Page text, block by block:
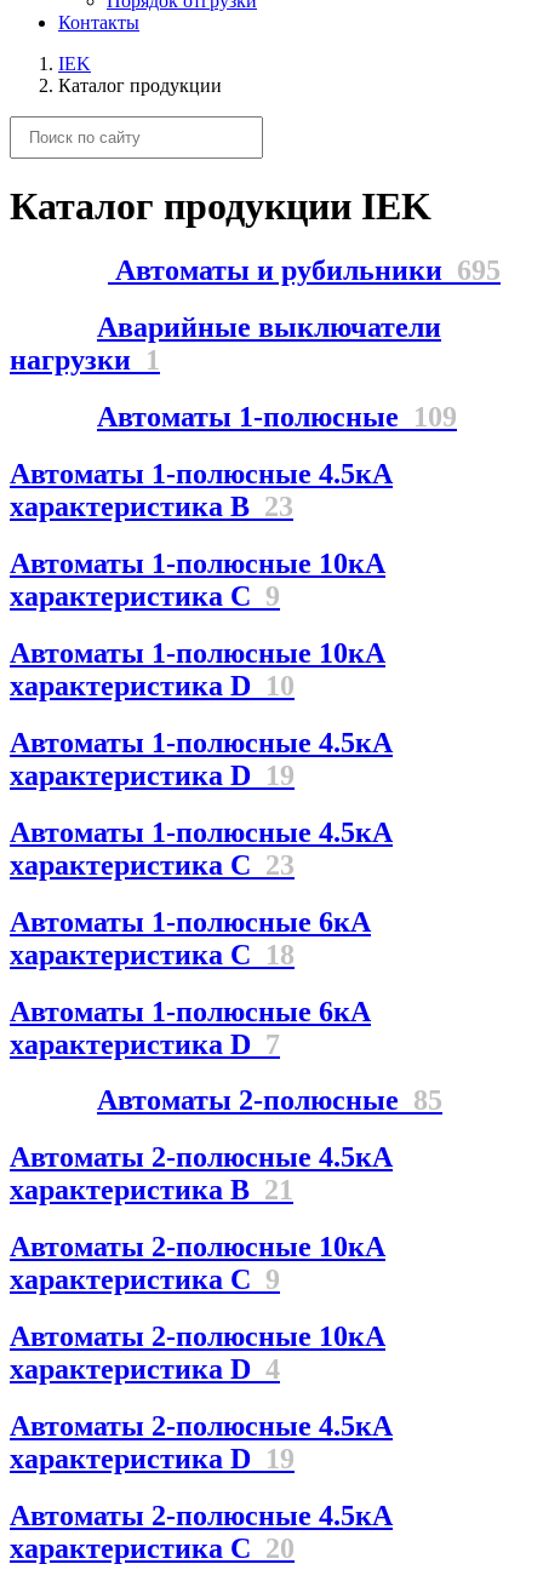
Контакты
IEK
Каталог продукции
Каталог продукции IEK
Автоматы и рубильники 695
Аварийные выключатели
нагрузки 1
Автоматы 1-полюсные 109
Автоматы 1-полюсные 4.5кА
характеристика В 23
Автоматы 1-полюсные 10кА
характеристика C 9
Автоматы 1-полюсные 10кА
характеристика D 10
Автоматы 1-полюсные 4.5кА
характеристика D 19
Автоматы 1-полюсные 4.5кА
характеристика С 23
Автоматы 1-полюсные 6кА
характеристика C 18
Автоматы 1-полюсные 6кА
характеристика D 7
Автоматы 2-полюсные 85
Автоматы 2-полюсные 4.5кА
характеристика В 21
Автоматы 2-полюсные 10кА
характеристика C 9
Автоматы 2-полюсные 10кА
характеристика D 4
Автоматы 2-полюсные 4.5кА
характеристика D 19
Автоматы 2-полюсные 4.5кА
характеристика С 20